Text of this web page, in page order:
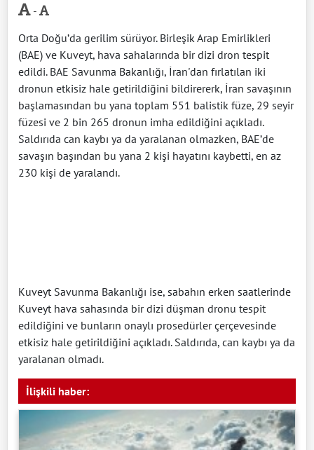
-
Orta Doğu’da gerilim sürüyor. Birleşik Arap Emirlikleri
(BAE) ve Kuveyt, hava sahalarında bir dizi dron tespit
edildi. BAE Savunma Bakanlığı, İran'dan fırlatılan iki
dronun etkisiz hale getirildiğini bildirererk, İran savaşının
başlamasından bu yana toplam 551 balistik füze, 29 seyir
füzesi ve 2 bin 265 dronun imha edildiğini açıkladı.
Saldırıda can kaybı ya da yaralanan olmazken, BAE’de
savaşın başından bu yana 2 kişi hayatını kaybetti, en az
230 kişi de yaralandı.
Kuveyt Savunma Bakanlığı ise, sabahın erken saatlerinde
Kuveyt hava sahasında bir dizi düşman dronu tespit
edildiğini ve bunların onaylı prosedürler çerçevesinde
etkisiz hale getirildiğini açıkladı. Saldırıda, can kaybı ya da
yaralanan olmadı.
İlişkili haber: